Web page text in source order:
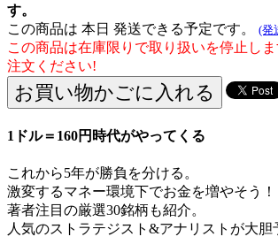
す。
この商品は 本日 発送できる予定です。 (発
この商品は在庫限りで取り扱いを停止し
注文ください!
1ドル＝160円時代がやってくる
これから5年が勝負を分ける。
激変するマネー環境下でお金を増やそう！
著者注目の厳選30銘柄も紹介。
人気のストラテジスト&アナリストが大胆